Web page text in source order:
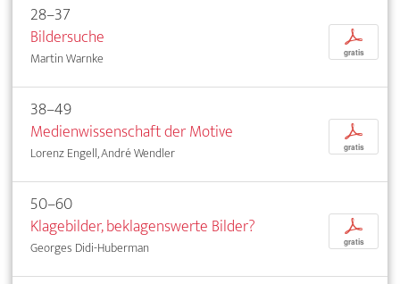
28–37
Bildersuche
Martin Warnke
p
gratis
38–49
Medienwissenschaft der Motive
Lorenz Engell, André Wendler
p
gratis
50–60
Klagebilder, beklagenswerte Bilder?
Georges Didi-Huberman
p
gratis